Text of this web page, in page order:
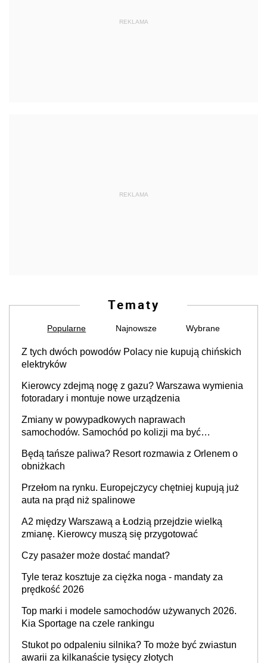
REKLAMA
REKLAMA
Tematy
Popularne Najnowsze Wybrane
Z tych dwóch powodów Polacy nie kupują chińskich
elektryków
Kierowcy zdejmą nogę z gazu? Warszawa wymienia
fotoradary i montuje nowe urządzenia
Zmiany w powypadkowych naprawach
samochodów. Samochód po kolizji ma być
producenta
Będą tańsze paliwa? Resort rozmawia z Orlenem o
obniżkach
Przełom na rynku. Europejczycy chętniej kupują już
auta na prąd niż spalinowe
A2 między Warszawą a Łodzią przejdzie wielką
zmianę. Kierowcy muszą się przygotować
Czy pasażer może dostać mandat?
Tyle teraz kosztuje za ciężka noga - mandaty za
prędkość 2026
Top marki i modele samochodów używanych 2026.
Kia Sportage na czele rankingu
Stukot po odpaleniu silnika? To może być zwiastun
awarii za kilkanaście tysięcy złotych